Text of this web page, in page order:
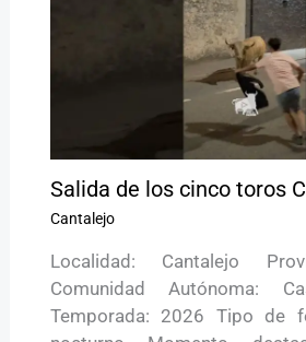
Salida de los cinco toros
Cantalejo
Localidad: Cantalejo
Comunidad Autónoma:
Temporada: 2026 Tipo de